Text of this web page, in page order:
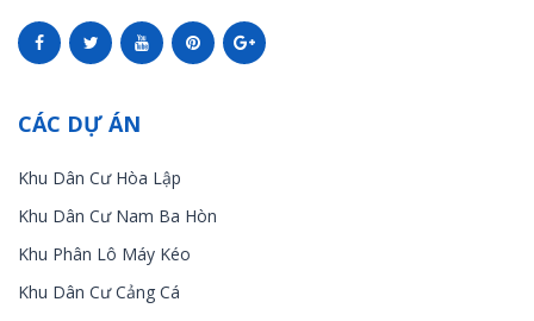
CÁC DỰ ÁN
Khu Dân Cư Hòa Lập
Khu Dân Cư Nam Ba Hòn
Khu Phân Lô Máy Kéo
Khu Dân Cư Cảng Cá